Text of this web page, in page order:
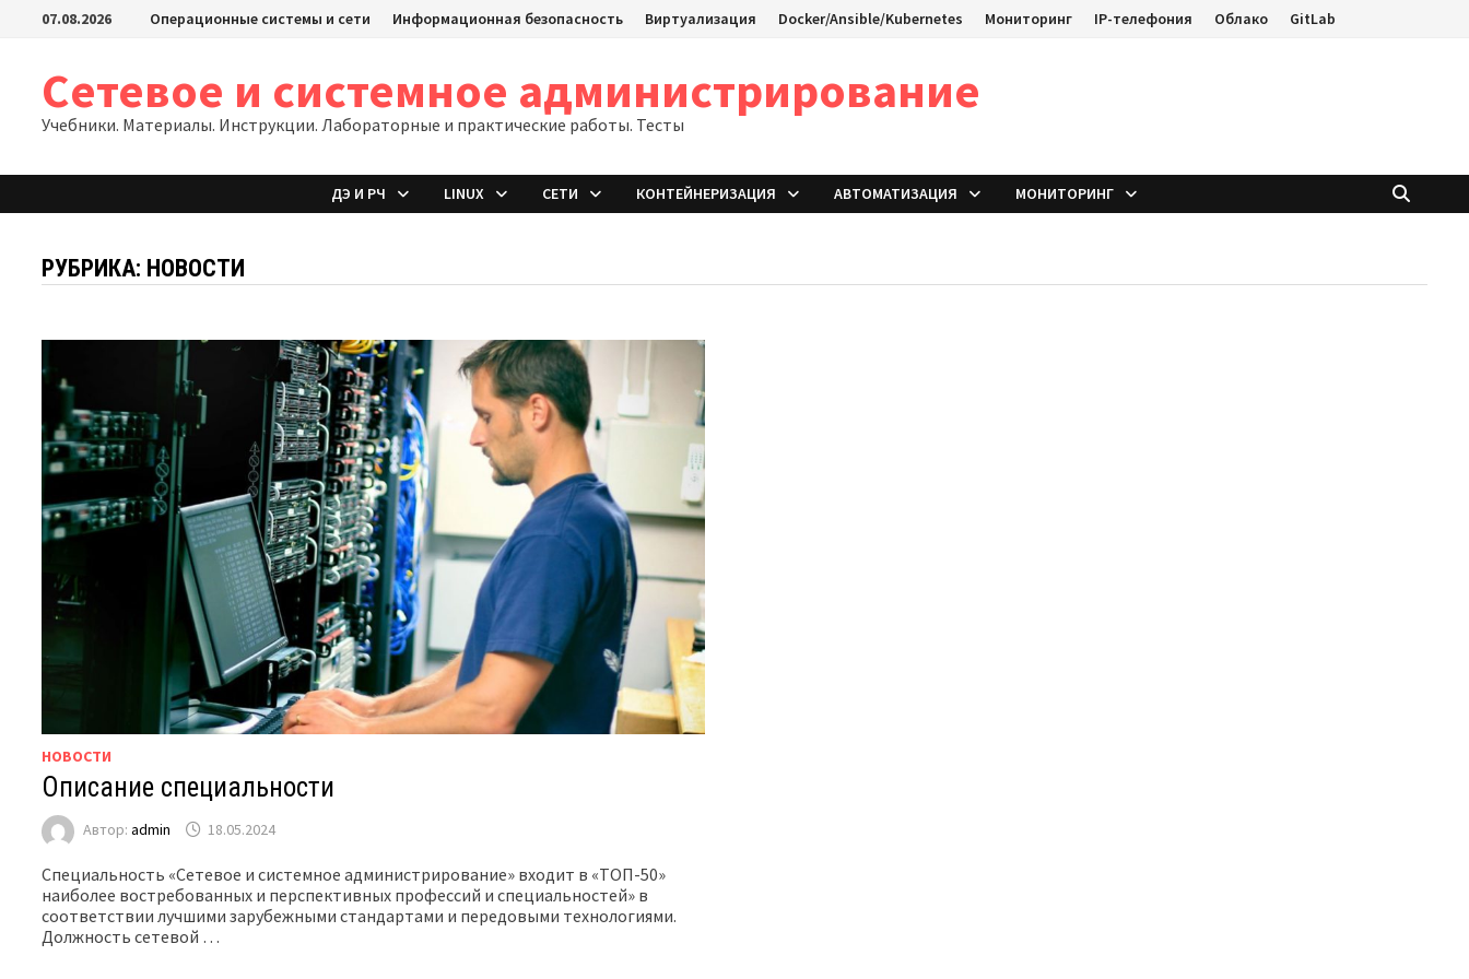
Перейти07.08.2026 Операционные системы и сети Информационная безопасность Виртуализация Docker/Ansible/Kubernetes Мониторинг IP-телефония Облако GitLab
Сетевое и системное администрирование
Учебники. Материалы. Инструкции. Лабораторные и практические работы. Тесты
ДЭ И РЧ LINUX СЕТИ КОНТЕЙНЕРИЗАЦИЯ АВТОМАТИЗАЦИЯ МОНИТОРИНГ
РУБРИКА: НОВОСТИ
НОВОСТИ
Описание специальности
Автор:admin 18.05.2024
Специальность «Сетевое и системное администрирование» входит в «ТОП-50»
наиболее востребованных и перспективных профессий и специальностей» в
соответствии лучшими зарубежными стандартами и передовыми технологиями.
Должность сетевой …